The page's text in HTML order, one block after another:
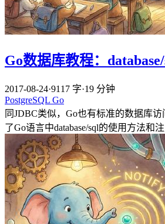
Go数据库教程：
2017-08-24·9117 字·19 分钟
PostgreSQL Go
同JDBC类似，Go也有标准的数据库
了Go语言中database/sql的使用方法和注